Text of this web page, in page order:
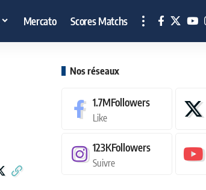
Mercato Scores Matchs
Nos réseaux
1.7MFollowers
Like
123KFollowers
Suivre